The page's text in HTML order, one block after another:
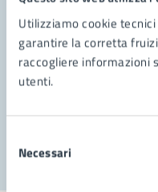
Utilizziamo cookie
garantire la corretta
raccogliere informazioni
utenti.
delNecessari
Richiedi assistenza
Prenota
Problemi in città